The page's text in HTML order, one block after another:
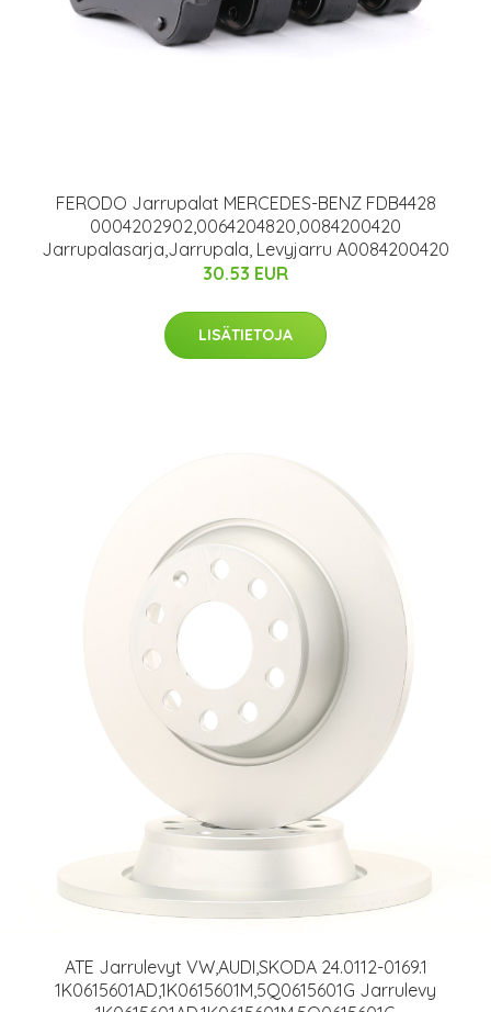
FERODO Jarrupalat MERCEDES-BENZ FDB4428
0004202902,0064204820,0084200420
Jarrupalasarja,Jarrupala, Levyjarru A0084200420
30.53 EUR
LISÄTIETOJA
ATE Jarrulevyt VW,AUDI,SKODA 24.0112-0169.1
1K0615601AD,1K0615601M,5Q0615601G Jarrulevy